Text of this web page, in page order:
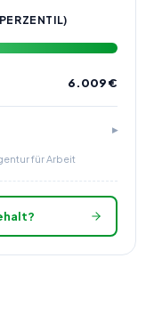
6.009€
für Arbeit